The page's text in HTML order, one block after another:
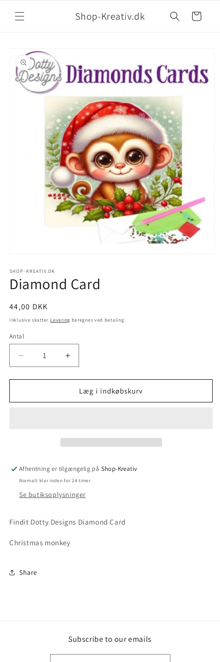
Shop-Kreativ.dk Indkøbskurv
SHOP-KREATIV.DK
Diamond Card
44,00 DKK
Inklusive skatter. Levering beregnes ved betaling.
Antal
Læg i indkøbskurv
Afhentning er tilgængelig på Shop-Kreativ
Normalt klar inden for 24 timer
Se butiksoplysninger
Findit Dotty Designs Diamond Card
Christmas monkey
Share
Subscribe to our emails